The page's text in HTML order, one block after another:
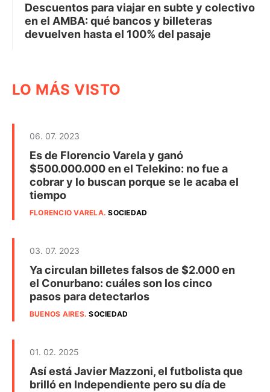
Descuentos para viajar en subte y colectivo
en el AMBA: qué bancos y billeteras
devuelven hasta el 100% del pasaje
LO MÁS VISTO
06. 07. 2023
Es de Florencio Varela y ganó
$500.000.000 en el Telekino: no fue a
cobrar y lo buscan porque se le acaba el
tiempo
FLORENCIO VARELA.SOCIEDAD
03. 07. 2023
Ya circulan billetes falsos de $2.000 en
el Conurbano: cuáles son los cinco
pasos para detectarlos
BUENOS AIRES.SOCIEDAD
01. 02. 2025
Así está Javier Mazzoni, el futbolista que
brilló en Independiente pero su día de